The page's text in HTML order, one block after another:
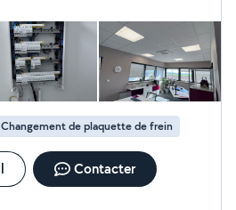
et vérification kilométrique de
Changement de plaquette de frein
Contacter